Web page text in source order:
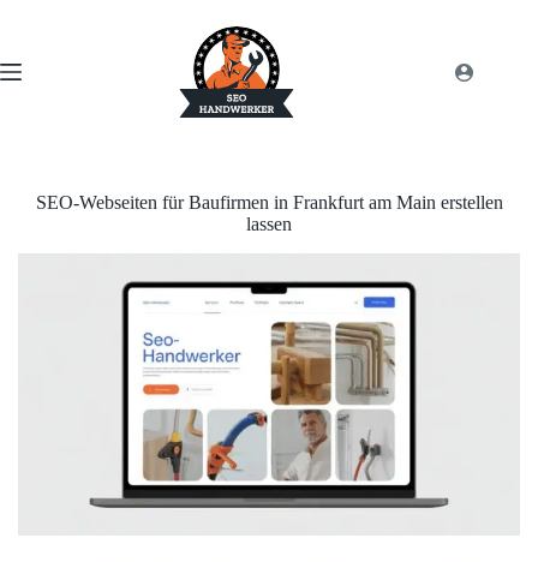
SEO-Webseiten für Baufirmen in Frankfurt am Main erstellen
lassen